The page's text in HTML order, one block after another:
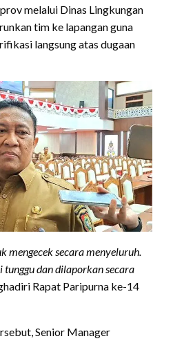
melalui Dinas Lingkungan
tim ke lapangan guna
langsung atas dugaan
mengecek secara menyeluruh.
dan dilaporkan secara
Rapat Paripurna ke-14
Senior Manager